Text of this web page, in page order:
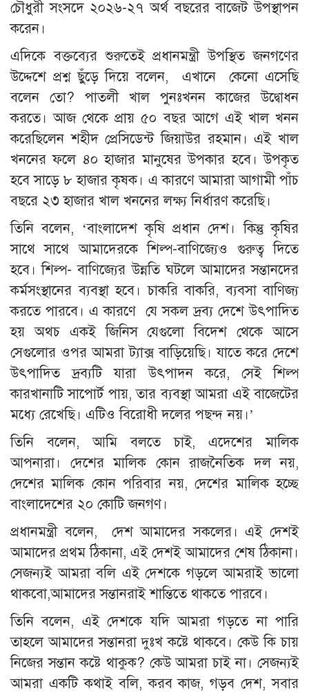
চৌধুরী সংসদে ২০২৬-২৭ অর্থ বছরের বাজেট উপস্থাপন
করেন।
এদিকে বক্তব্যের শুরুতেই প্রধানমন্ত্রী উপস্থিত জনগণের
উদ্দেশে প্রশ্ন ছুঁড়ে দিয়ে বলেন, এখানে কেনো এসেছি
বলেন তো? পাতলী খাল পুনঃখনন কাজের উদ্বোধন
করতে। আজ থেকে প্রায় ৫০ বছর আগে এই খাল খনন
করেছিলেন শহীদ প্রেসিডেন্ট জিয়াউর রহমান। এই খাল
খননের ফলে ৪০ হাজার মানুষের উপকার হবে। উপকৃত
হবে সাড়ে ৮ হাজার কৃষক। এ কারণে আমারা আগামী পাঁচ
বছরে ২৩ হাজার খাল খননের লক্ষ্য নির্ধারণ করেছি।
তিনি বলেন, ‘বাংলাদেশ কৃষি প্রধান দেশ। কিন্তু কৃষির
সাথে সাথে আমাদেরকে শিল্প-বাণিজ্যেও গুরুত্ব দিতে
হবে। শিল্প- বাণিজ্যের উন্নতি ঘটলে আমাদের সন্তানদের
কর্মসংস্থানের ব্যবস্থা হবে। চাকরি বাকরি, ব্যবসা বাণিজ্য
করতে পারবে। এ কারণে যে সকল দ্রব্য দেশে উৎপাদিত
হয় অথচ একই জিনিস যেগুলো বিদেশ থেকে আসে
সেগুলোর ওপর আমরা ট্যাক্স বাড়িয়েছি। যাতে করে দেশে
উৎপাদিত দ্রব্যটি যারা উৎপাদন করে, সেই শিল্প
কারখানাটি সাপোর্ট পায়, তার ব্যবস্থা আমরা এই বাজেটের
মধ্যে রেখেছি। এটিও বিরোধী দলের পছন্দ নয়।’
তিনি বলেন, আমি বলতে চাই, এদেশের মালিক
আপনারা। দেশের মালিক কোন রাজনৈতিক দল নয়,
দেশের মালিক কোন পরিবার নয়, দেশের মালিক হচ্ছে
বাংলাদেশের ২০ কোটি জনগণ।
প্রধানমন্ত্রী বলেন, দেশ আমাদের সকলের। এই দেশই
আমাদের প্রথম ঠিকানা, এই দেশই আমাদের শেষ ঠিকানা।
সেজন্যই আমরা বলি এই দেশকে গড়লে আমরাই ভালো
থাকবো,আমাদের সন্তানরাই শান্তিতে থাকতে পারবে।
তিনি বলেন, এই দেশকে যদি আমরা গড়তে না পারি
তাহলে আমাদের সন্তানরা দুঃখ কষ্টে থাকবে। কেউ কি চায়
নিজের সন্তান কষ্টে থাকুক? কেউ আমরা চাই না। সেজন্যই
আমরা একটি কথাই বলি, করব কাজ, গড়ব দেশ, সবার